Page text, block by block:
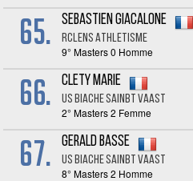
65. Sebastien GIACALONE
RCLENS ATHLETISME
9° Masters 0 Homme
66. Clety MARIE
US BIACHE SAINBT VAAST
2° Masters 2 Femme
67. Gerald BASSE
US BIACHE SAINBT VAAST
8° Masters 2 Homme